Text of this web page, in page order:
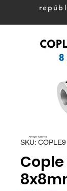
SKU: COPLE9